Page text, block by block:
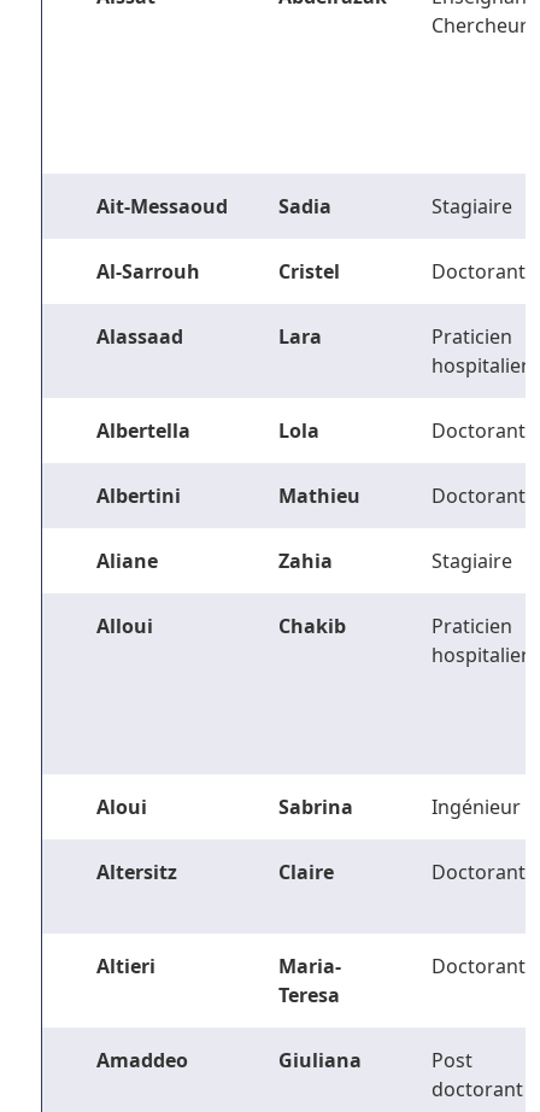
Chercheur
Ait-Messaoud Sadia Stagiaire
Al-Sarrouh Cristel Doctorant
Alassaad Lara
Praticien
hospitalier
Albertella Lola Doctorant
Albertini Mathieu Doctorant
Aliane Zahia Stagiaire
Alloui Chakib
Praticien
hospitalier
Aloui Sabrina Ingénieur
Altersitz Claire Doctorant
Altieri
Maria-
Teresa
Doctorant
Amaddeo Giuliana
Post
doctorant